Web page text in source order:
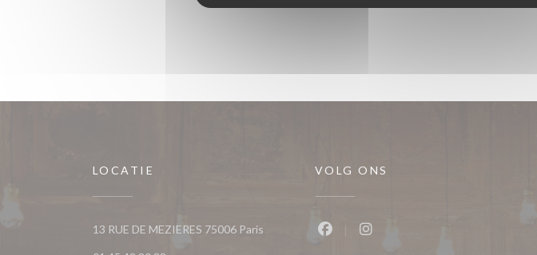
LOCATIE
13 RUE DE MEZIERES 75006 Paris((opent in een nieuw venster))
VOLG ONS